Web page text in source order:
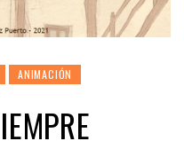
ANIMACIÓN